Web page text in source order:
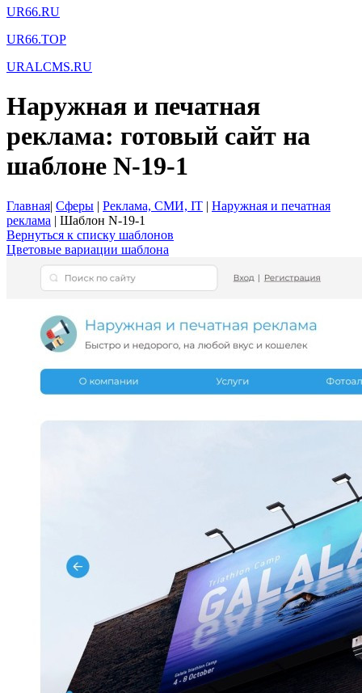
UR66.RU
UR66.TOP
URALCMS.RU
Наружная и печатная
реклама: готовый сайт на
шаблоне N-19-1
Главная| Сферы | Реклама, СМИ, IT | Наружная и печатная
реклама | Шаблон N-19-1
Вернуться к списку шаблонов
Цветовые вариации шаблона